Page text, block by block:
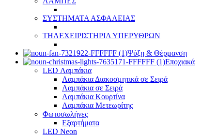
ΣΥΣΤΗΜΑΤΑ ΑΣΦΑΛΕΙΑΣ
ΤΗΛΕΧΕΙΡΙΣΤΗΡΙΑ ΥΠΕΡΥΘΡΩΝ
Ψύξη & Θέρμανση
Εποχιακά
LED Λαμπάκια
Λαμπάκια Διακοσμητικά σε Σειρά
Λαμπάκια σε Σειρά
Λαμπάκια Κουρτίνα
Λαμπάκια Μετεωρίτης
Φωτοσωλήνες
Εξαρτήματα
LED Neon